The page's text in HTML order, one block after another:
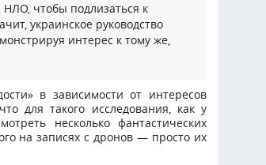
чтобы подлизаться к
украинское руководство
интерес к тому же,
в зависимости от интересов
для такого исследования, как у
несколько фантастических
на записях с дронов — просто их